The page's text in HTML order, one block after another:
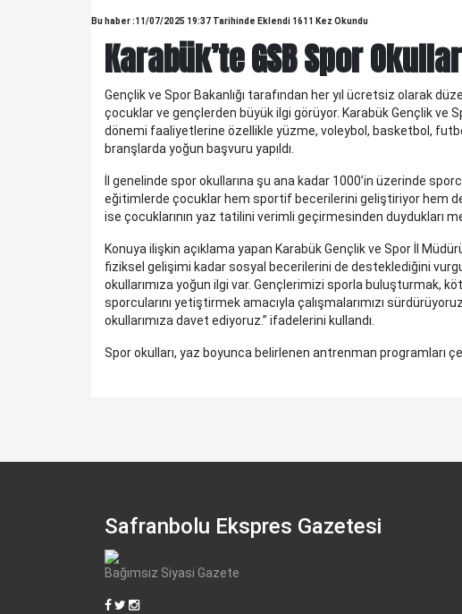
Bu haber :11/07/2025 19:37 Tarihinde Eklendi 1611 Kez Okundu
Karabük’te GSB Spor
Gençlik ve Spor Bakanlığı tarafından her yıl ücretsiz olarak
çocuklar ve gençlerden büyük ilgi görüyor. Karabük Gençlik ve
dönemi faaliyetlerine özellikle yüzme, voleybol, basketbol,
branşlarda yoğun başvuru yapıldı.
İl genelinde spor okullarına şu ana kadar 1000’in üzerinde
eğitimlerde çocuklar hem sportif becerilerini geliştiriyor hem de
ise çocuklarının yaz tatilini verimli geçirmesinden duydukları
Konuya ilişkin açıklama yapan Karabük Gençlik ve Spor İl
fiziksel gelişimi kadar sosyal becerilerini de desteklediğini
okullarımıza yoğun ilgi var. Gençlerimizi sporla buluşturmak,
sporcularını yetiştirmek amacıyla çalışmalarımızı
okullarımıza davet ediyoruz.” ifadelerini kullandı.
Spor okulları, yaz boyunca belirlenen antrenman programları
KELTEPE...
KELTEPE... Biraz geriye gidelim.Babam 1930 lu yıllarda
askerdir ve Edirne'nin Meriç ilçesinde, Askerlik Şubesinde
yazıcıdır. O yıllarda Meriç küçük bir ilç..
Safranbolu Ekspres Gazetesi
Bağımsız Siyasi Gazete